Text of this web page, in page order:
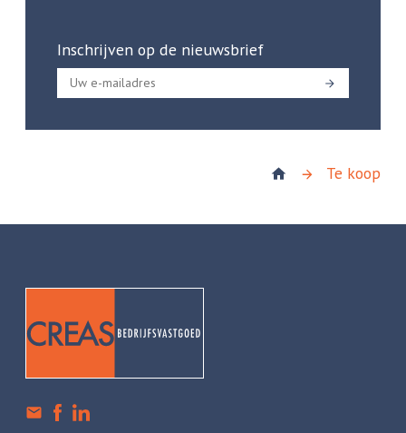
Inschrijven op de nieuwsbrief
Te koop